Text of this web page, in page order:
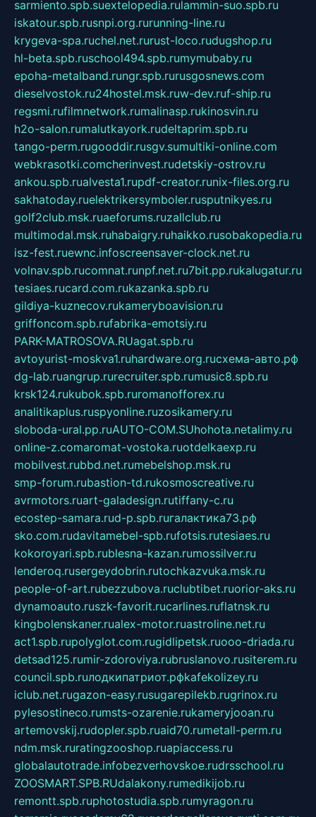
sarmiento.spb.suextelopedia.rulammin-suo.spb.ru
iskatour.spb.rusnpi.org.rurunning-line.ru
krygeva-spa.ruchel.net.rurust-loco.rudugshop.ru
hl-beta.spb.ruschool494.spb.rumymubaby.ru
epoha-metalband.rungr.spb.rurusgosnews.com
dieselvostok.ru24hostel.msk.ruw-dev.ruf-ship.ru
regsmi.rufilmnetwork.rumalinasp.rukinosvin.ru
h2o-salon.rumalutkayork.rudeltaprim.spb.ru
tango-perm.rugooddir.rusgv.sumultiki-online.com
webkrasotki.comcherinvest.rudetskiy-ostrov.ru
ankou.spb.rualvesta1.rupdf-creator.runix-files.org.ru
sakhatoday.ruelektrikersymboler.rusputnikyes.ru
golf2club.msk.ruaeforums.ruzallclub.ru
multimodal.msk.ruhabaigry.ruhaikko.rusobakopedia.ru
isz-fest.ruewnc.infoscreensaver-clock.net.ru
volnav.spb.rucomnat.runpf.net.ru7bit.pp.rukalugatur.ru
tesiaes.rucard.com.rukazanka.spb.ru
gildiya-kuznecov.rukameryboavision.ru
griffoncom.spb.rufabrika-emotsiy.ru
PARK-MATROSOVA.RUagat.spb.ru
avtoyurist-moskva1.ruhardware.org.ruсхема-авто.рф
dg-lab.ruangrup.rurecruiter.spb.rumusic8.spb.ru
krsk124.rukubok.spb.ruromanofforex.ru
analitikaplus.ruspyonline.ruzosikamery.ru
sloboda-ural.pp.ruAUTO-COM.SUhohota.netalimy.ru
online-z.comaromat-vostoka.ruotdelkaexp.ru
mobilvest.rubbd.net.rumebelshop.msk.ru
smp-forum.rubastion-td.rukosmoscreative.ru
avrmotors.ruart-galadesign.rutiffany-c.ru
ecostep-samara.rud-p.spb.ruгалактика73.рф
sko.com.rudavitamebel-spb.rufotsis.rutesiaes.ru
kokoroyari.spb.rublesna-kazan.rumossilver.ru
lenderoq.rusergeydobrin.rutochkazvuka.msk.ru
people-of-art.rubezzubova.ruclubtibet.ruorior-aks.ru
dynamoauto.ruszk-favorit.rucarlines.ruflatnsk.ru
kingbolenskaner.rualex-motor.ruastroline.net.ru
act1.spb.rupolyglot.com.rugidlipetsk.ruooo-driada.ru
detsad125.rumir-zdoroviya.rubruslanovo.rusiterem.ru
council.spb.ruлодкипатриот.рфkafekolizey.ru
iclub.net.rugazon-easy.rusugarepilekb.rugrinox.ru
pylesostineco.rumsts-ozarenie.rukameryjooan.ru
artemovskij.rudopler.spb.ruaid70.rumetall-perm.ru
ndm.msk.ruratingzooshop.ruapiaccess.ru
globalautotrade.infobezverhovskoe.rudrsschool.ru
ZOOSMART.SPB.RUdalakony.rumedikijob.ru
remontt.spb.ruphotostudia.spb.rumyragon.ru